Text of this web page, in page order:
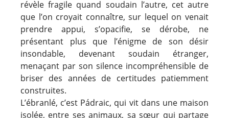
révèle fragile quand soudain l’autre, cet autre
que l’on croyait connaître, sur lequel on venait
prendre appui, s’opacifie, se dérobe, ne
présentant plus que l’énigme de son désir
insondable, devenant soudain étranger,
menaçant par son silence incompréhensible de
briser des années de certitudes patiemment
construites.
L’ébranlé, c’est Pádraic, qui vit dans une maison
isolée, entre ses animaux, sa sœur qui partage